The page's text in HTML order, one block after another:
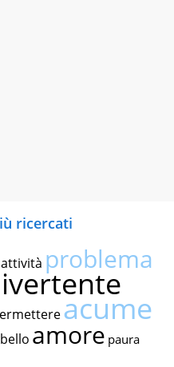
ricercati
attività problema
acume
bello amore paura